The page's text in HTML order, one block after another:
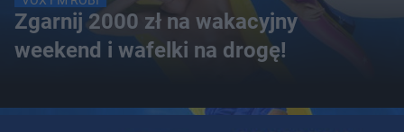
Zgarnij 2000 zł na wakacyjny
weekend i wafelki na drogę!